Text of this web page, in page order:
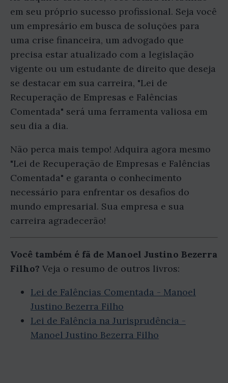
em seu próprio sucesso profissional. Seja você
um empresário em busca de soluções para
uma crise financeira, um advogado que
precisa estar atualizado com a legislação
vigente ou um estudante de direito que deseja
se destacar em sua carreira, "Lei de
Recuperação de Empresas e Falências
Comentada" será uma ferramenta valiosa em
seu dia a dia.
Não perca mais tempo! Adquira agora mesmo
"Lei de Recuperação de Empresas e Falências
Comentada" e garanta o conhecimento
necessário para enfrentar os desafios do
mundo empresarial. Sua empresa e sua
carreira agradecerão!
Você também é fã de Manoel Justino Bezerra
Filho? Veja o resumo de outros livros:
Lei de Falências Comentada - Manoel
Justino Bezerra Filho
Lei de Falência na Jurisprudência -
Manoel Justino Bezerra Filho